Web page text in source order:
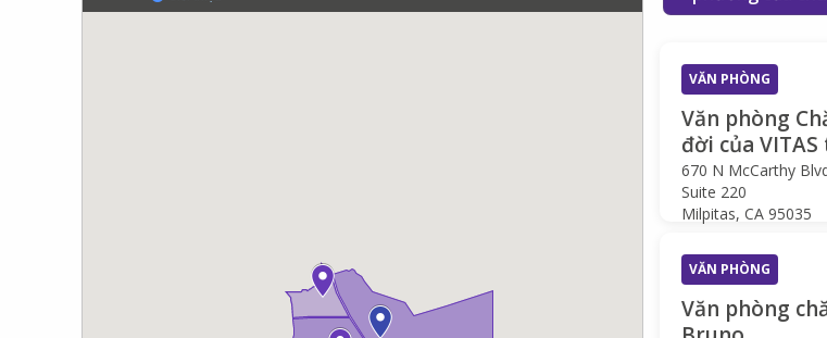
VĂN PHÒNG
Văn phòng
đời của
670 N McCarthy
Suite 220
Milpitas, CA 95035
VĂN PHÒNG
Văn phòng